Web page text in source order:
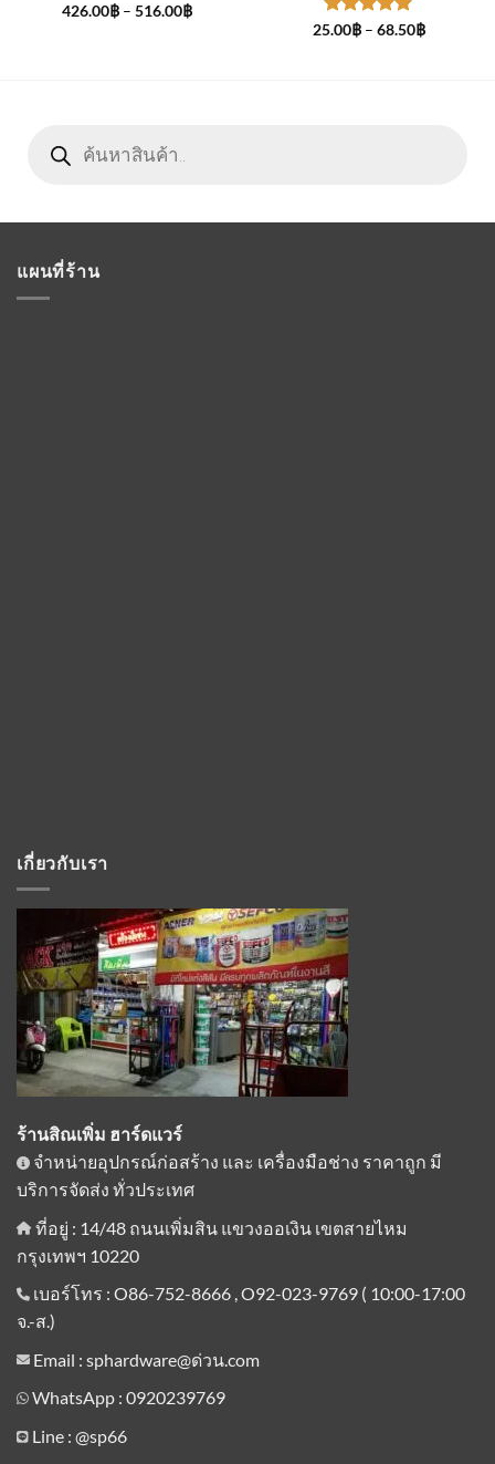
ให้คะแนน
426.00฿ – 516.00฿Price
ให้คะแนน
25.00฿ – 68.50฿Price
search
แผนที่ร้าน
เกี่ยวกับเรา
ร้านสิณเพิ่ม ฮาร์ดแวร์
จำหน่ายอุปกรณ์ก่อสร้าง และ เครื่องมือช่าง ราคาถูก มี
บริการจัดส่ง ทั่วประเทศ
ที่อยู่ : 14/48 ถนนเพิ่มสิน แขวงออเงิน เขตสายไหม
กรุงเทพฯ 10220
เบอร์โทร : O86-752-8666 , O92-023-9769 ( 10:00-17:00
จ.-ส.)
Email : sphardware@ด่วน.com
WhatsApp : 0920239769
Line : @sp66